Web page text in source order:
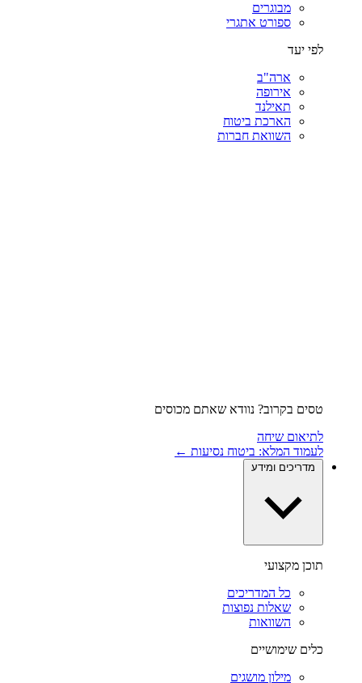
מבוגרים
ספורט אתגרי
לפי יעד
ארה"ב
אירופה
תאילנד
הארכת ביטוח
השוואת חברות
טסים בקרוב? נוודא שאתם מכוסים
לתיאום שיחה
לעמוד המלא: ביטוח נסיעות ←
מדריכים ומידע
תוכן מקצועי
כל המדריכים
שאלות נפוצות
השוואות
כלים שימושיים
מילון מושגים